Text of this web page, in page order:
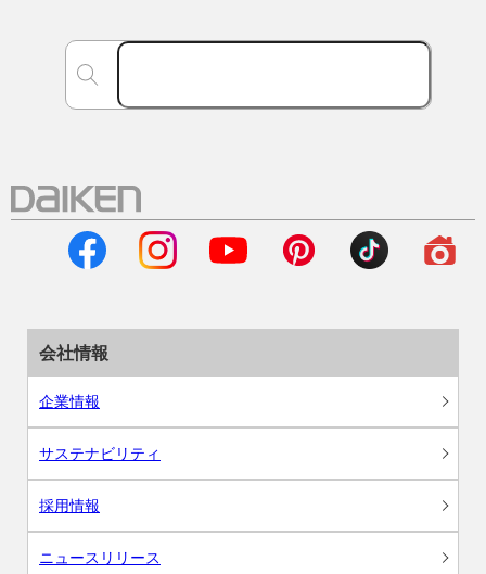
会社情報
企業情報
サステナビリティ
採用情報
ニュースリリース